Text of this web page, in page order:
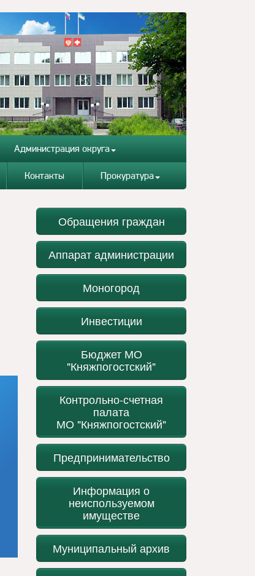
Администрация округа
Контакты Прокуратура
Обращения граждан
Аппарат администрации
Моногород
Инвестиции
Бюджет МО
"Княжпогостский"
Контрольно-счетная
палата
МО "Княжпогостский"
Предпринимательство
Информация о
неиспользуемом
имуществе
Муниципальный архив